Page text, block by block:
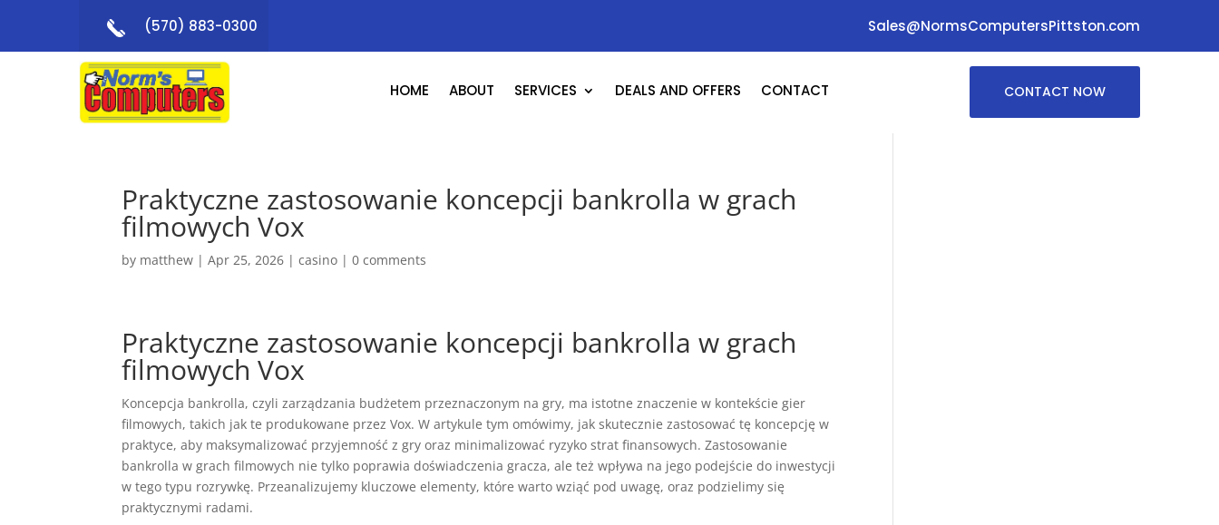
(570) 883-0300 Sales@NormsComputersPittston.com
HOME ABOUT SERVICES DEALS AND OFFERS CONTACT CONTACT NOW
Praktyczne zastosowanie koncepcji bankrolla w grach
filmowych Vox
by matthew |Apr 25, 2026 |casino |0 comments
Praktyczne zastosowanie koncepcji bankrolla w grach
filmowych Vox
Koncepcja bankrolla, czyli zarządzania budżetem przeznaczonym na gry, ma istotne znaczenie w kontekście gier
filmowych, takich jak te produkowane przez Vox. W artykule tym omówimy, jak skutecznie zastosować tę koncepcję w
praktyce, aby maksymalizować przyjemność z gry oraz minimalizować ryzyko strat finansowych. Zastosowanie
bankrolla w grach filmowych nie tylko poprawia doświadczenia gracza, ale też wpływa na jego podejście do inwestycji
w tego typu rozrywkę. Przeanalizujemy kluczowe elementy, które warto wziąć pod uwagę, oraz podzielimy się
praktycznymi radami.